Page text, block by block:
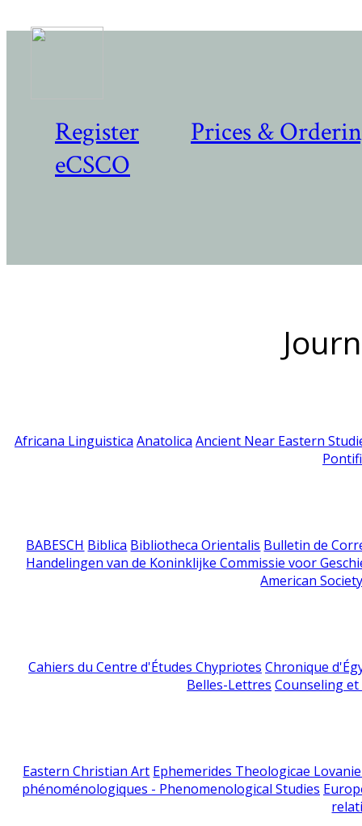
Register
Prices &
eCSCO
Africana Linguistica Anatolica Ancient Near Eastern
BABESCH Biblica Bibliotheca Orientalis Bulletin de
Handelingen van de Koninklijke Commissie voor
American
Cahiers du Centre d'Études Chypriotes Chronique
Belles-Lettres Counseling
Eastern Christian Art Ephemerides Theologicae
phénoménologiques - Phenomenological Studies